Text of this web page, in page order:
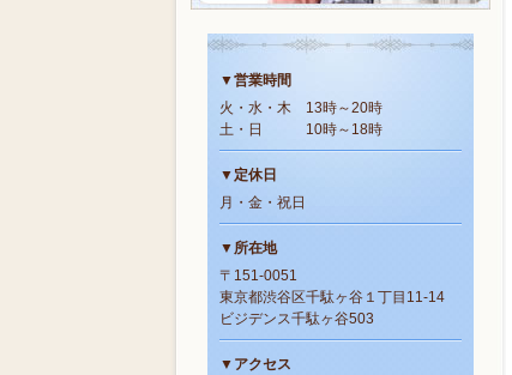
▼営業時間
火・水・木 13時～20時
土・日 10時～18時
▼定休日
月・金・祝日
▼所在地
〒151-0051
東京都渋谷区千駄ヶ谷１丁目11-14
ビジデンス千駄ヶ谷503
▼アクセス